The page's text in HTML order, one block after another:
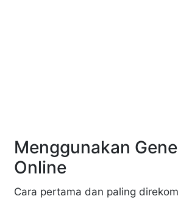
Menggunakan
Online
Cara pertama dan paling